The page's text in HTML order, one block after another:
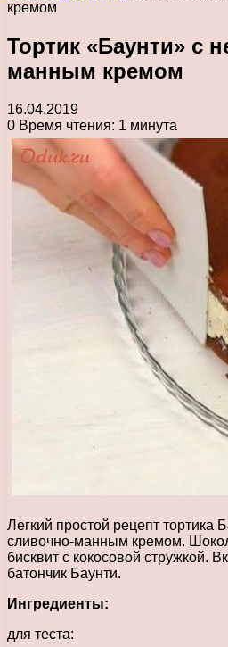
кремом
Тортик «Баунти» с
манным кремом
16.04.2019
0 Время чтения: 1 минута
Легкий простой рецепт тортика
сливочно-манным кремом.
бисквит с кокосовой стружкой.
батончик Баунти.
Ингредиенты:
для теста: